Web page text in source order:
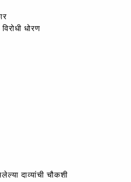
धोरण
दाव्यांची चौकशी